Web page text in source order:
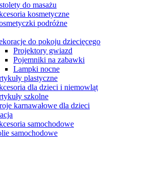
do masażu
kosmetyczne
podróżne
do pokoju dziecięcego
Projektory gwiazd
Pojemniki na zabawki
Lampki nocne
plastyczne
dla dzieci i niemowląt
szkolne
karnawałowe dla dzieci
samochodowe
samochodowe